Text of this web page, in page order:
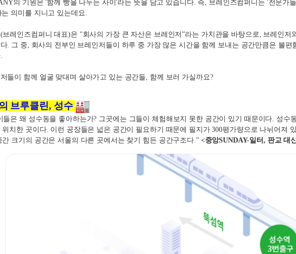
의 기원은 '함께 빵을 나누는 사이'라는 뜻을 담고 있습니다. 즉 브레인즈컴퍼니는 '전문가
는 의미를 지니고 있는데요
(브레인즈컴퍼니 대표)은 "회사의 가장 큰 자산은 브레인저”라는 가치관을 바탕으로
브레인저
. 그 중, 회사의 전부인 브레인저들이 하루 중 가장 많은 시간을 함께 보내는 공간만큼은 불
.
들이 함께 얼굴 맞대며 살아가고 있는 공간들 함께 보러 가실까요?
브루클린, 성수
들은 왜 성수동을 좋아하는가? 그곳에는 그들이 체험해보지 못한 공간이 있기 때문이다 성수
위치한 곳이다. 이런 공장들은 넓은 공간이 필요하기 때문에 필지가300평가량으로 나뉘어져
간 크기의 공간은 서울의 다른 곳에서는 찾기 힘든 공간구조다 .” <중앙SUNDAY-일터, 판교 대신